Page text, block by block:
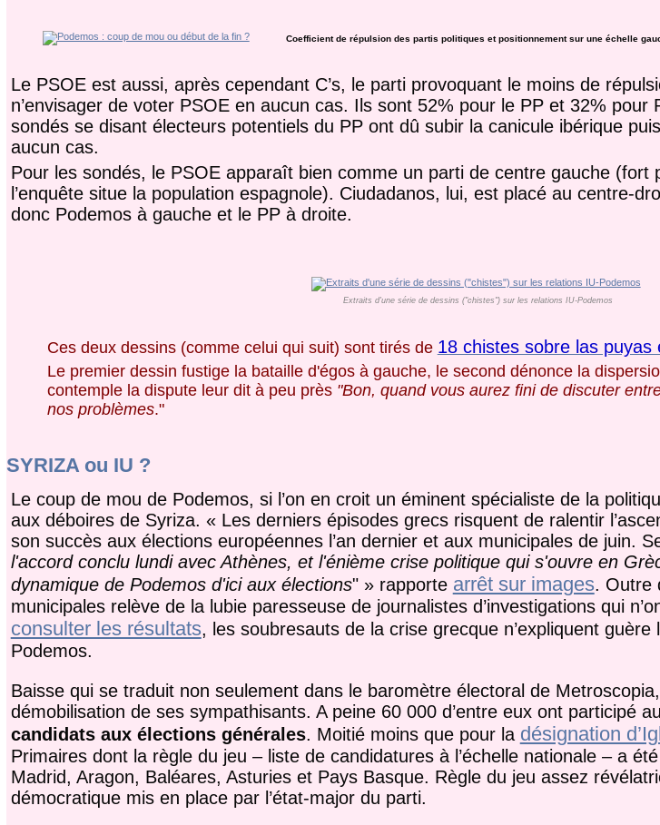
Coefficient de répulsion des partis politiques et positionnement sur une échelle
Le PSOE est aussi, après cependant C’s, le parti provoquant le moins de
n’envisager de voter PSOE en aucun cas. Ils sont 52% pour le PP et 32% pour
sondés se disant électeurs potentiels du PP ont dû subir la canicule ibérique
aucun cas.
Pour les sondés, le PSOE apparaît bien comme un parti de centre gauche (fort
l’enquête situe la population espagnole). Ciudadanos, lui, est placé au centre-
donc Podemos à gauche et le PP à droite.
Extraits d'une série de dessins ("chistes") sur les relations IU-Podemos
Ces deux dessins (comme celui qui suit) sont tirés de 18 chistes sobre las
Le premier dessin fustige la bataille d'égos à gauche, le second dénonce la
contemple la dispute leur dit à peu près "Bon, quand vous aurez fini de discuter
nos problèmes."
SYRIZA ou IU ?
Le coup de mou de Podemos, si l’on en croit un éminent spécialiste de la
aux déboires de Syriza. « Les derniers épisodes grecs risquent de ralentir
son succès aux élections européennes l’an dernier et aux municipales de juin.
l'accord conclu lundi avec Athènes, et l'énième crise politique qui s'ouvre en
dynamique de Podemos d'ici aux élections" » rapporte arrêt sur images. Outre
municipales relève de la lubie paresseuse de journalistes d’investigations qui
consulter les résultats, les soubresauts de la crise grecque n’expliquent guère
Podemos.
Baisse qui se traduit non seulement dans le baromètre électoral de
démobilisation de ses sympathisants. A peine 60 000 d’entre eux ont participé
candidats aux élections générales. Moitié moins que pour la désignation
Primaires dont la règle du jeu – liste de candidatures à l’échelle nationale – a
Madrid, Aragon, Baléares, Asturies et Pays Basque. Règle du jeu assez
démocratique mis en place par l’état-major du parti.